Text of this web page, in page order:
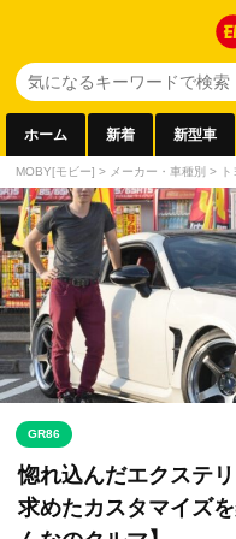
ホーム 新着 新型車
MOBY[モビー] > メーカー・車種別 > ト
GR86
惚れ込んだエクステ
求めたカスタマイズ